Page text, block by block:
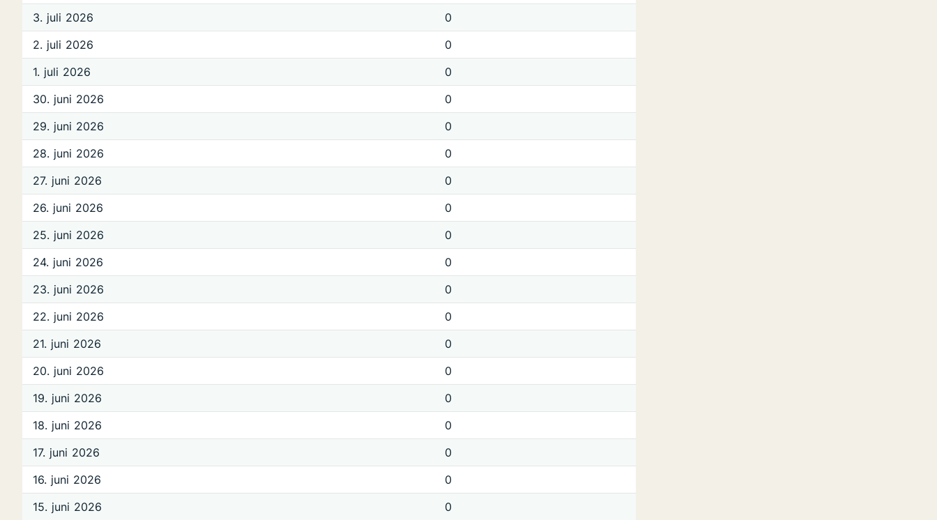
3. juli 2026
0
2. juli 2026
0
1. juli 2026
0
30. juni 2026
0
29. juni 2026
0
28. juni 2026
0
27. juni 2026
0
26. juni 2026
0
25. juni 2026
0
24. juni 2026
0
23. juni 2026
0
22. juni 2026
0
21. juni 2026
0
20. juni 2026
0
19. juni 2026
0
18. juni 2026
0
17. juni 2026
0
16. juni 2026
0
15. juni 2026
0